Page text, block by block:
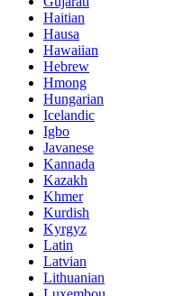
Haitian
Hausa
Hawaiian
Hebrew
Hmong
Hungarian
Icelandic
Igbo
Javanese
Kannada
Kazakh
Khmer
Kurdish
Kyrgyz
Latin
Latvian
Lithuanian